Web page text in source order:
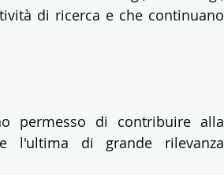
di ricerca e che continuano
permesso di contribuire alla
e l'ultima di grande rilevanza